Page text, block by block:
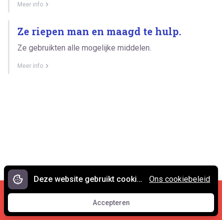
Meer info
Ze riepen man en maagd te hulp.
Ze gebruikten alle mogelijke middelen.
Meer info
Cookies en privacy •
Contact
© 2007 - 2026 Spreekwoorden.nl
Deze website gebruikt cookies.
Accepteren
Accepteren
Ons cookiebeleid